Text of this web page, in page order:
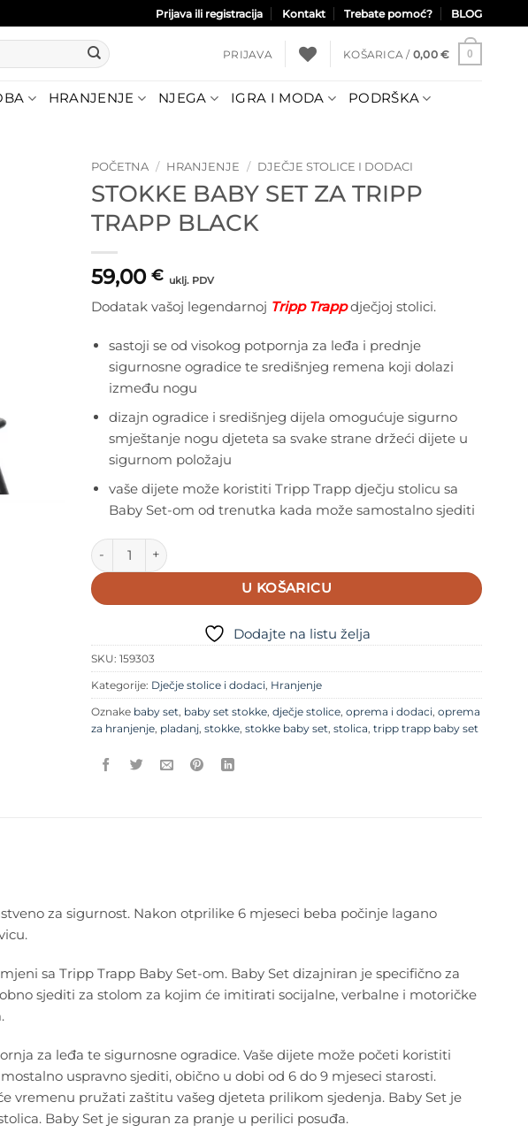
Prijava ili registracija Kontakt Trebate pomoć? BLOG
PRIJAVA KOŠARICA / 0,00 € 0
HRANJENJE NJEGA IGRA I MODA PODRŠKA
POČETNA / HRANJENJE / DJEČJE STOLICE I DODACI
STOKKE BABY SET ZA TRIPP
TRAPP BLACK
59,00 € uklj. PDV
Dodatak vašoj legendarnoj Tripp Trappdječjoj stolici.
sastoji se od visokog potpornja za leđa i prednje
sigurnosne ogradice te središnjeg remena koji dolazi
između nogu
dizajn ogradice i središnjeg dijela omogućuje sigurno
smještanje nogu djeteta sa svake strane držeći dijete u
sigurnom položaju
vaše dijete može koristiti Tripp Trapp dječju stolicu sa
Baby Set-om od trenutka kada može samostalno sjediti
Stokke Baby Set za Tripp Trapp Black količina
U KOŠARICU
Dodajte na listu želja
SKU: 159303
Kategorije: Dječje stolice i dodaci Hranjenje
Oznake baby set baby set stokke dječje stolice oprema i dodaci oprema
za hranjenje pladanj stokke stokke baby set stolica tripp trapp baby set
za sigurnost. Nakon otprilike 6 mjeseci beba počinje lagano
sa Tripp Trapp Baby Set-om. Baby Set dizajniran je specifično za
sjediti za stolom za kojim će imitirati socijalne, verbalne i motoričke
za leđa te sigurnosne ogradice. Vaše dijete može početi koristiti
uspravno sjediti, obično u dobi od 6 do 9 mjeseci starosti.
vremenu pružati zaštitu vašeg djeteta prilikom sjedenja. Baby Set je
Baby Set je siguran za pranje u perilici posuđa.